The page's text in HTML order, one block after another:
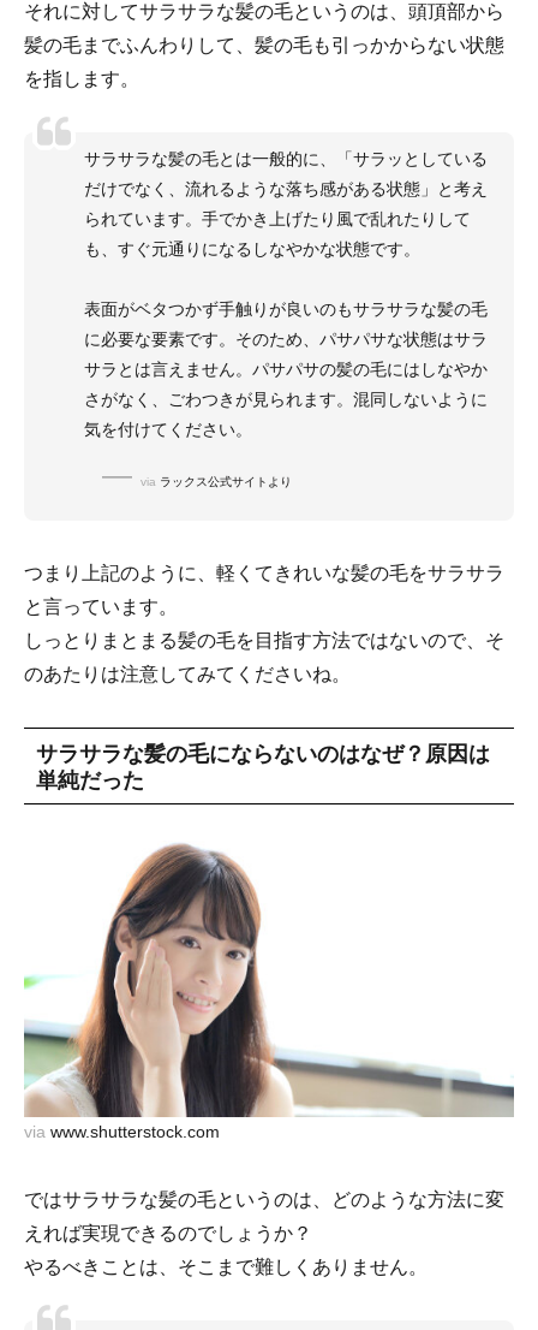
それに対してサラサラな髪の毛というのは、頭頂部から
髪の毛までふんわりして、髪の毛も引っかからない状態
を指します。
サラサラな髪の毛とは一般的に、「サラッとしている
だけでなく、流れるような落ち感がある状態」と考え
られています。手でかき上げたり風で乱れたりして
も、すぐ元通りになるしなやかな状態です。
表面がベタつかず手触りが良いのもサラサラな髪の毛
に必要な要素です。そのため、パサパサな状態はサラ
サラとは言えません。パサパサの髪の毛にはしなやか
さがなく、ごわつきが見られます。混同しないように
気を付けてください。
via ラックス公式サイトより
つまり上記のように、軽くてきれいな髪の毛をサラサラ
と言っています。
しっとりまとまる髪の毛を目指す方法ではないので、そ
のあたりは注意してみてくださいね。
サラサラな髪の毛にならないのはなぜ？原因は
単純だった
via www.shutterstock.com
ではサラサラな髪の毛というのは、どのような方法に変
えれば実現できるのでしょうか？
やるべきことは、そこまで難しくありません。